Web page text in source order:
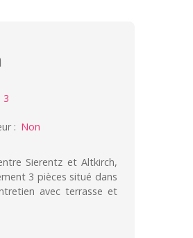
3
: Non
Sierentz et Altkirch,
3 pièces situé dans
avec terrasse et